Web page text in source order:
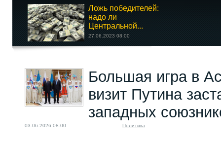
Ложь победителей:
надо ли
Центральной...
27.06.2023 08:00
ДНР в разных странах
22.02.2022 12:00
Большая игра в
визит Путина
западных
03.06.2026 08:00 Политика